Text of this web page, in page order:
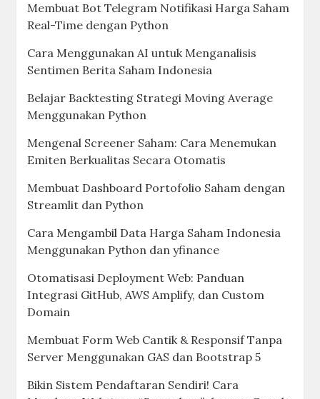
Membuat Bot Telegram Notifikasi Harga Saham
Real-Time dengan Python
Cara Menggunakan AI untuk Menganalisis
Sentimen Berita Saham Indonesia
Belajar Backtesting Strategi Moving Average
Menggunakan Python
Mengenal Screener Saham: Cara Menemukan
Emiten Berkualitas Secara Otomatis
Membuat Dashboard Portofolio Saham dengan
Streamlit dan Python
Cara Mengambil Data Harga Saham Indonesia
Menggunakan Python dan yfinance
Otomatisasi Deployment Web: Panduan
Integrasi GitHub, AWS Amplify, dan Custom
Domain
Membuat Form Web Cantik & Responsif Tanpa
Server Menggunakan GAS dan Bootstrap 5
Bikin Sistem Pendaftaran Sendiri! Cara